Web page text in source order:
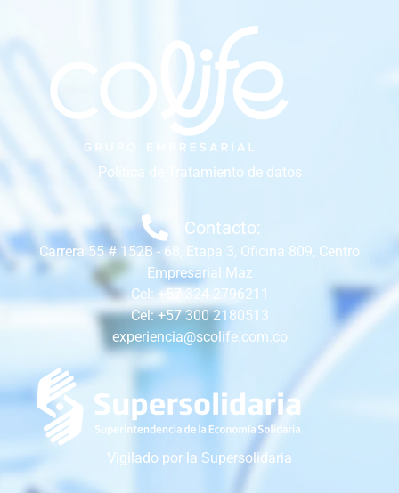
Política de Tratamiento de datos
Contacto:
Carrera 55 # 152B - 68, Etapa 3, Oficina 809, Centro
Empresarial Maz
Cel: +57 324 2796211
Cel: +57 300 2180513
experiencia@scolife.com.co
Vigilado por la Supersolidaria